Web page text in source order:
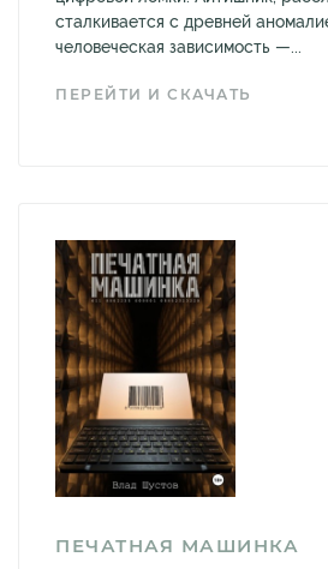
сталкивается с древней
человеческая зависимость —...
ПЕРЕЙТИ И СКАЧАТЬ
ПЕЧАТНАЯ МАШИНКА